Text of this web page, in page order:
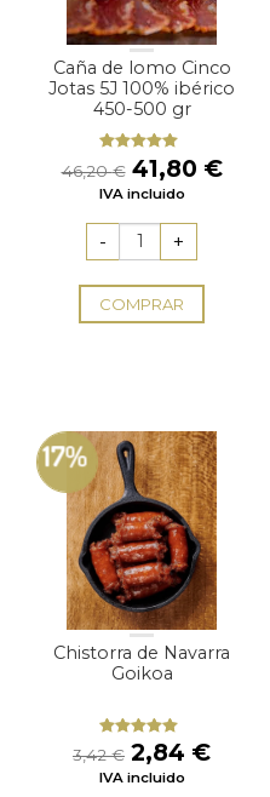
Caña de lomo Cinco
Jotas 5J 100% ibérico
450-500 gr
Valorado
con 5.00de
5
46,20€ El
precio
era:
46,20 €.
41,80 €El
IVA incluido
COMPRAR
17%
Chistorra de Navarra
Goikoa
Valorado
con 4.75
de 5
3,42€ El
precio
2,84 €El
IVA incluido